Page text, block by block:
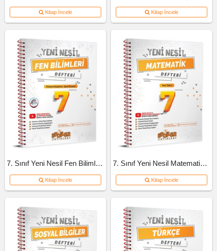
Kitap İncele Kitap İncele
7. Sınıf Yeni Nesil Fen Bilimleri Defteri
Kitap İncele
7. Sınıf Yeni Nesil Matematik Defteri
Kitap İncele